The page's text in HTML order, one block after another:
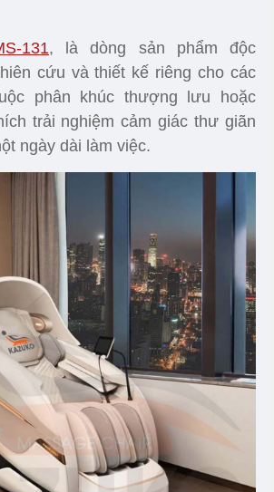
131, là dòng sản phẩm độc
cứu và thiết kế riêng cho các
phân khúc thượng lưu hoặc
trải nghiệm cảm giác thư giãn
ngày dài làm việc.